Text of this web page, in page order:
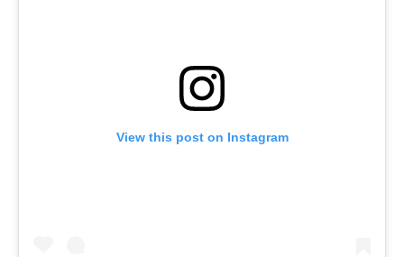
View this post on Instagram